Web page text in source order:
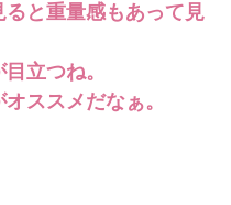
と重量感もあって見
立つね。
ススメだなぁ。